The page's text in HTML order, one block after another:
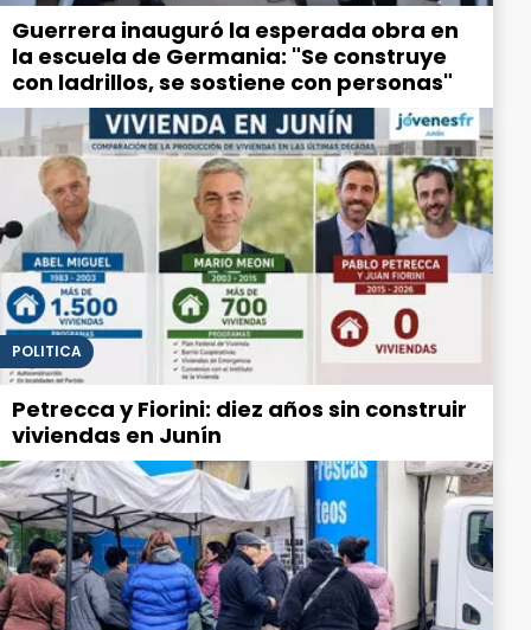
Guerrera inauguró la esperada obra en
la escuela de Germania: "Se construye
con ladrillos, se sostiene con personas"
POLITICA
Petrecca y Fiorini: diez años sin construir
viviendas en Junín